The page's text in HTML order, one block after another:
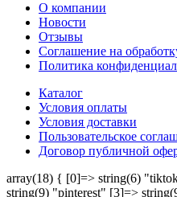
О компании
Новости
Отзывы
Соглашение на
Политика
Каталог
Условия оплаты
Условия доставки
Пользовательское
Договор публичной
array(18) { [0]=> string(6)
string(9) "pinterest" [3]=>